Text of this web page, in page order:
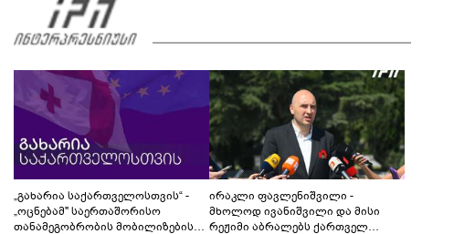
00:31
„გახარია საქართველოსთვის“ -
„ოცნებამ" საერთაშორისო
თანამეგობრობის მობილიზების
ირაკლი ფავლენიშვილი -
მხოლოდ ივანიშვილი და მისი
რეჟიმი აბრალებს ქართველ